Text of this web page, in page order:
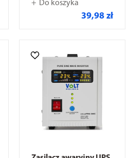
Do koszyka
39,98 zł